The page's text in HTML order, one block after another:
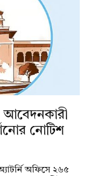
আবেদনকারী
নোটিশ
অফিসে ২৬৫